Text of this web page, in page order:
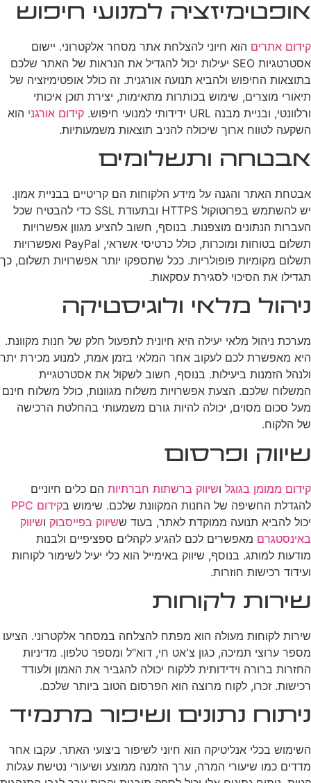
אופטימיזציה למנועי חיפוש
קידום אתרים הוא חיוני להצלחת אתר מסחר אלקטרוני. יישום
אסטרטגיות SEO יעילות יכול להגדיל את הנראות של האתר שלכם
בתוצאות החיפוש ולהביא תנועה אורגנית. זה כולל אופטימיזציה של
תיאורי מוצרים, שימוש בכותרות מתאימות, יצירת תוכן איכותי
ורלוונטי, ובניית מבנה URL ידידותי למנועי חיפוש.
קידום אורגני הוא
השקעה לטווח ארוך שיכולה להניב תוצאות משמעותיות.
אבטחה ותשלומים
אבטחת האתר והגנה על מידע הלקוחות הם קריטיים בבניית אמון.
יש להשתמש בפרוטוקול HTTPS ובתעודת SSL כדי להבטיח שכל
העברות הנתונים מוצפנות. בנוסף, חשוב להציע מגוון אפשרויות
תשלום בטוחות ומוכרות, כולל כרטיסי אשראי, PayPal ואפשרויות
תשלום מקומיות פופולריות. ככל שתספקו יותר אפשרויות תשלום, כך
תגדילו את הסיכוי לסגירת עסקאות.
ניהול מלאי ולוגיסטיקה
מערכת ניהול מלאי יעילה היא חיונית לתפעול חלק של חנות מקוונת.
היא מאפשרת לכם לעקוב אחר המלאי בזמן אמת, למנוע מכירת יתר
ולנהל הזמנות ביעילות. בנוסף, חשוב לשקול את אסטרטגיית
המשלוח שלכם. הצעת אפשרויות משלוח מגוונות, כולל משלוח חינם
מעל סכום מסוים, יכולה להיות גורם משמעותי בהחלטת הרכישה
של הלקוח.
שיווק ופרסום
קידום ממומן בגוגל ושיווק ברשתות חברתיות הם כלים חיוניים
להגדלת החשיפה של החנות המקוונת שלכם. שימוש בקידום PPC
יכול להביא תנועה ממוקדת לאתר, בעוד ששיווק בפייסבוק ושיווק
באינסטגרם מאפשרים לכם להגיע לקהלים ספציפיים ולבנות
מודעות למותג. בנוסף, שיווק באימייל הוא כלי יעיל לשימור לקוחות
ועידוד רכישות חוזרות.
שירות לקוחות
שירות לקוחות מעולה הוא מפתח להצלחה במסחר אלקטרוני. הציעו
מספר ערוצי תמיכה, כגון צ'אט חי, דוא"ל ומספר טלפון. מדיניות
החזרות ברורה וידידותית ללקוח יכולה להגביר את האמון ולעודד
רכישות. זכרו, לקוח מרוצה הוא הפרסום הטוב ביותר שלכם.
ניתוח נתונים ושיפור מתמיד
השימוש בכלי אנליטיקה הוא חיוני לשיפור ביצועי האתר. עקבו אחר
מדדים כמו שיעורי המרה, ערך הזמנה ממוצע ושיעורי נטישת עגלות